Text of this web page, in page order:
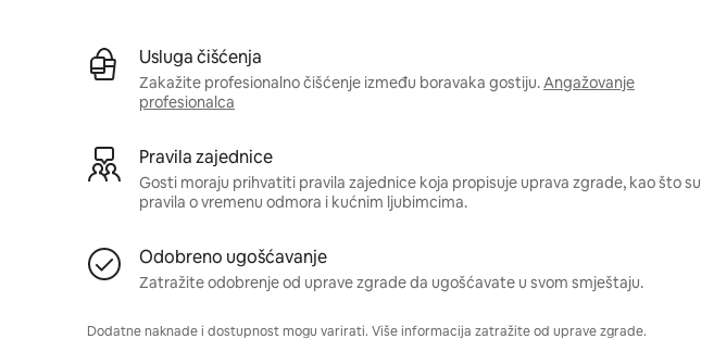
Usluga čišćenja
Zakažite profesionalno čišćenje između boravaka gostiju.Angažovanje
profesionalca
Pravila zajednice
Gosti moraju prihvatiti pravila zajednice koja propisuje uprava zgrade, kao što su
pravila o vremenu odmora i kućnim ljubimcima.
Odobreno ugošćavanje
Zatražite odobrenje od uprave zgrade da ugošćavate u svom smještaju.
Dodatne naknade i dostupnost mogu varirati. Više informacija zatražite od uprave zgrade.